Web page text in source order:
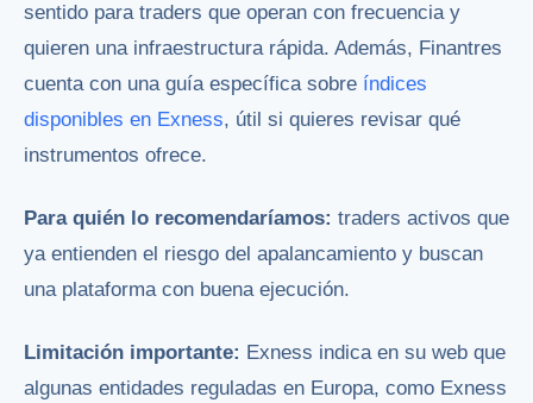
sentido para traders que operan con frecuencia y
quieren una infraestructura rápida. Además, Finantres
cuenta con una guía específica sobre índices
disponibles en Exness, útil si quieres revisar qué
instrumentos ofrece.
Para quién lo recomendaríamos: traders activos que
ya entienden el riesgo del apalancamiento y buscan
una plataforma con buena ejecución.
Limitación importante: Exness indica en su web que
algunas entidades reguladas en Europa, como Exness